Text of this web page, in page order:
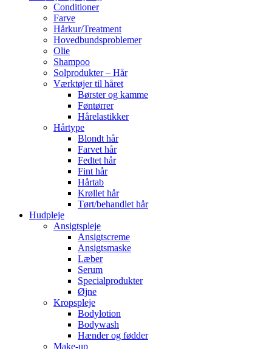
Conditioner
Farve
Hårkur/Treatment
Hovedbundsproblemer
Olie
Shampoo
Solprodukter – Hår
Værktøjer til håret
Børster og kamme
Føntørrer
Hårelastikker
Hårtype
Blondt hår
Farvet hår
Fedtet hår
Fint hår
Hårtab
Krøllet hår
Tørt/behandlet hår
Hudpleje
Ansigtspleje
Ansigtscreme
Ansigtsmaske
Læber
Serum
Specialprodukter
Øjne
Kropspleje
Bodylotion
Bodywash
Hænder og fødder
Make-up